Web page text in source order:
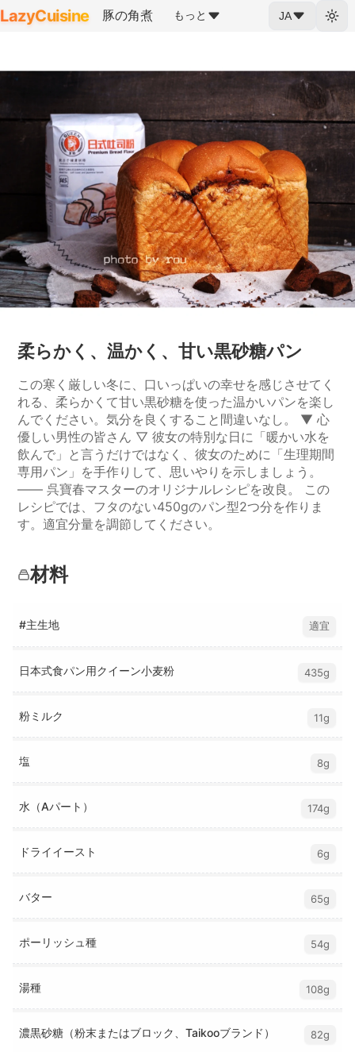
LazyCuisine 豚の角煮 もっと JA
柔らかく、温かく、甘い黒砂糖パン
この寒く厳しい冬に、口いっぱいの幸せを感じさせてく
れる、柔らかくて甘い黒砂糖を使った温かいパンを楽し
んでください。気分を良くすること間違いなし。 ▼ 心
優しい男性の皆さん ▽ 彼女の特別な日に「暖かい水を
飲んで」と言うだけではなく、彼女のために「生理期間
専用パン」を手作りして、思いやりを示しましょう。
—— 呉寶春マスターのオリジナルレシピを改良。 この
レシピでは、フタのない450gのパン型2つ分を作りま
す。適宜分量を調節してください。
材料
#主生地 適宜
日本式食パン用クイーン小麦粉 435g
粉ミルク 11g
塩 8g
水（Aパート） 174g
ドライイースト 6g
バター 65g
ポーリッシュ種 54g
湯種 108g
濃黒砂糖（粉末またはブロック、Taikooブランド） 82g